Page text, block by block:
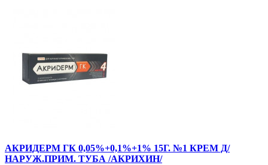
АКРИДЕРМ ГК 0,05%+0,1%+1% 15Г. №1 КРЕМ Д/
НАРУЖ.ПРИМ. ТУБА /АКРИХИН/